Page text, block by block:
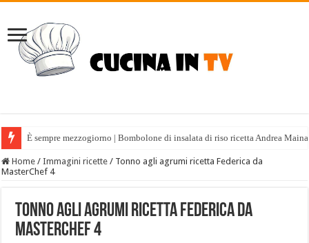
È sempre mezzogiorno | Bombolone di insalata di riso ricetta Andrea
Home / Immagini ricette / Tonno agli agrumi ricetta Federica da
MasterChef 4
Tonno agli agrumi ricetta Federica da
MasterChef 4